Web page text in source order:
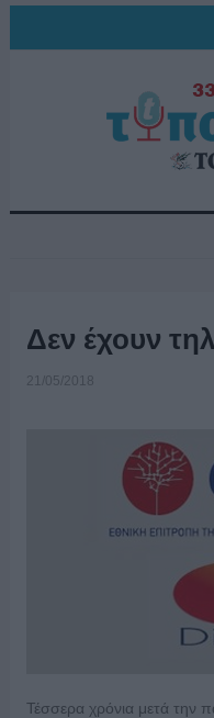
Δεν έχουν
21/05/2018
Τέσσερα χρόνια μετά την